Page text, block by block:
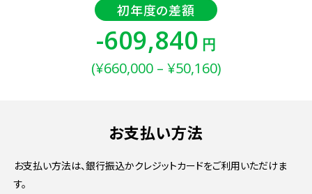
初年度の差額
-609,840 円
(¥660,000 – ¥50,160)
お支払い方法
お支払い方法は、銀行振込かクレジットカードをご利用いただけま
す。